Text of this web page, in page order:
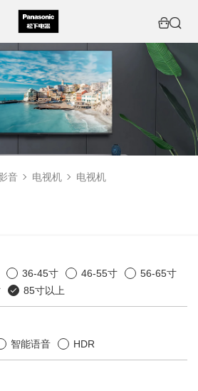
音 电视机 电视机
36-45寸 46-55寸
56-65寸
85寸以上
智能语音 HDR